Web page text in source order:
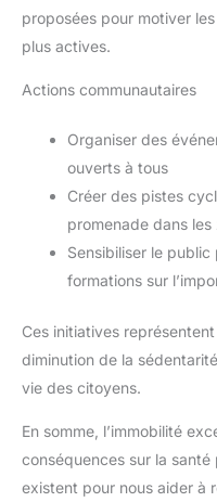
proposées pour motiver
plus actives.
Actions communautaires
Organiser des
ouverts à tous
Créer des pistes
promenade dans
Sensibiliser le public
formations sur
Ces initiatives
diminution de la
vie des citoyens.
En somme, l’immobilité
conséquences sur la
existent pour nous aider à